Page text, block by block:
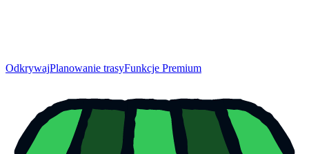
OdkrywajPlanowanie trasyFunkcje Premium